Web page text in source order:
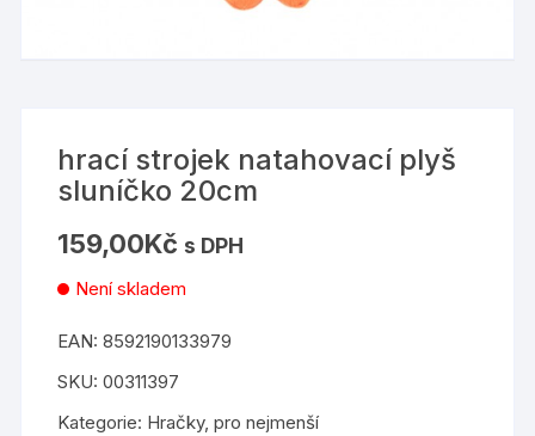
hrací strojek natahovací plyš
sluníčko 20cm
159,00Kč s DPH
Není skladem
EAN:8592190133979
SKU:00311397
Kategorie: Hračky,pro nejmenší